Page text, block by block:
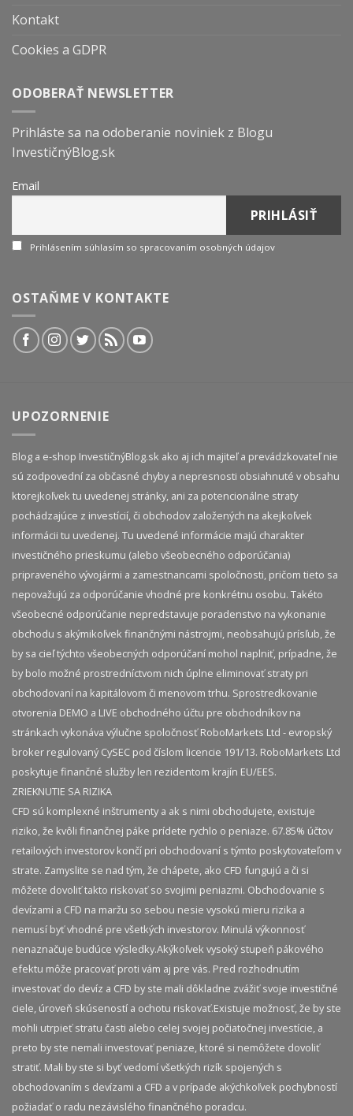
Kontakt
Cookies a GDPR
ODOBERAŤ NEWSLETTER
Prihláste sa na odoberanie noviniek z Blogu
InvestičnýBlog.sk
Email
Prihlásením súhlasím so spracovaním osobných údajov
OSTAŇME V KONTAKTE
UPOZORNENIE
Blog a e-shop InvestičnýBlog.sk ako aj ich majiteľ a prevádzkovateľ nie
sú zodpovední za občasné chyby a nepresnosti obsiahnuté v obsahu
ktorejkoľvek tu uvedenej stránky, ani za potencionálne straty
pochádzajúce z investícií, či obchodov založených na akejkoľvek
informácii tu uvedenej. Tu uvedené informácie majú charakter
investičného prieskumu (alebo všeobecného odporúčania)
pripraveného vývojármi a zamestnancami spoločnosti, pričom tieto sa
nepovažujú za odporúčanie vhodné pre konkrétnu osobu. Takéto
všeobecné odporúčanie nepredstavuje poradenstvo na vykonanie
obchodu s akýmikoľvek finančnými nástrojmi, neobsahujú prísľub, že
by sa cieľ týchto všeobecných odporúčaní mohol naplniť, prípadne, že
by bolo možné prostredníctvom nich úplne eliminovať straty pri
obchodovaní na kapitálovom či menovom trhu. Sprostredkovanie
otvorenia DEMO a LIVE obchodného účtu pre obchodníkov na
stránkach vykonáva výlučne spoločnosť RoboMarkets Ltd - evropský
broker regulovaný CySEC pod číslom licencie 191/13. RoboMarkets Ltd
poskytuje finančné služby len rezidentom krajín EU/EES.
ZRIEKNUTIE SA RIZIKA
CFD sú komplexné inštrumenty a ak s nimi obchodujete, existuje
riziko, že kvôli finančnej páke prídete rychlo o peniaze. 67.85% účtov
retailových investorov končí pri obchodovaní s týmto poskytovateľom v
strate. Zamyslite se nad tým, že chápete, ako CFD fungujú a či si
môžete dovoliť takto riskovať so svojimi peniazmi. Obchodovanie s
devízami a CFD na maržu so sebou nesie vysokú mieru rizika a
nemusí byť vhodné pre všetkých investorov. Minulá výkonnosť
nenaznačuje budúce výsledky.​ Akýkoľvek vysoký stupeň pákového
efektu môže pracovať proti vám aj pre vás. Pred rozhodnutím
investovať do devíz a CFD by ste mali dôkladne zvážiť svoje investičné
ciele, úroveň skúseností a ochotu riskovať.​ Existuje možnosť, že by ste
mohli utrpieť stratu časti alebo celej svojej počiatočnej investície, a
preto by ste nemali investovať peniaze, ktoré si nemôžete dovoliť
stratiť. Mali by ste si byť vedomí všetkých rizík spojených s
obchodovaním s devízami a CFD a v prípade akýchkoľvek pochybností
požiadať o radu nezávislého finančného poradcu.